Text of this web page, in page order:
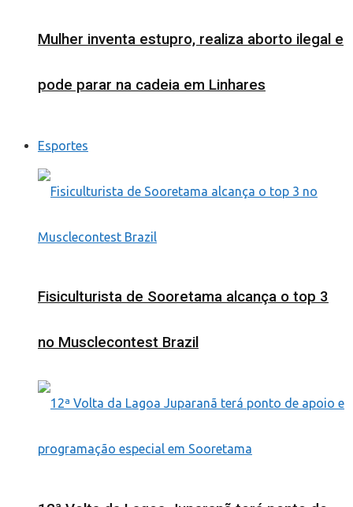
Mulher inventa estupro, realiza aborto ilegal e
pode parar na cadeia em Linhares
Esportes
Fisiculturista de Sooretama alcança o top 3
no Musclecontest Brazil